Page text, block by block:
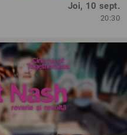
Joi, 10 sept.
20:30